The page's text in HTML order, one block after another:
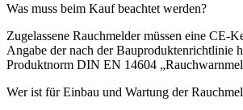
Was muss beim Kauf beachtet werden?
Zugelassene Rauchmelder müssen eine CE-
Angabe der nach der Bauproduktenrichtlinie
Produktnorm DIN EN 14604
Wer ist für Einbau und Wartung der